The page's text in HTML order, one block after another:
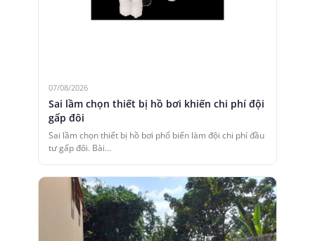
07/08/2026
Sai lầm chọn thiết bị hồ bơi khiến chi phí đội
gấp đôi
Sai lầm chọn thiết bị hồ bơi phổ biến làm đội chi phí đầu
tư gấp đôi. Bài…